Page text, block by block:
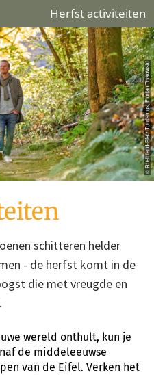
Herfst activiteiten
© Rheinland-Pfalz Tourismus, Florian Trykowski
schitteren helder
- de herfst komt in de
die met vreugde en
wereld onthult, kun je
de middeleeuwse
van de Eifel. Verken het